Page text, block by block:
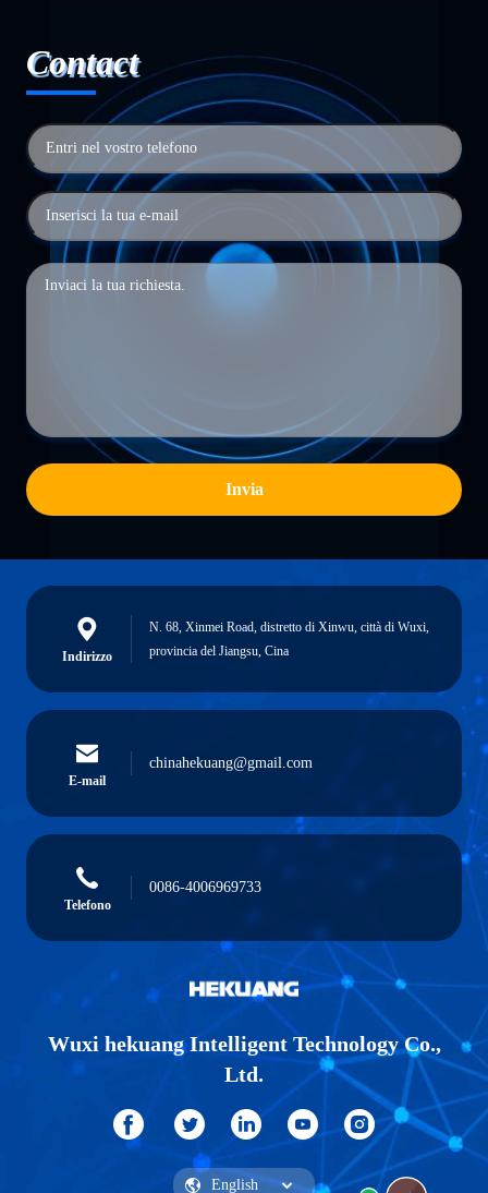
Contact
Invia
Indirizzo
N. 68, Xinmei Road, distretto di Xinwu, città di Wuxi,
provincia del Jiangsu, Cina
E-mail
chinahekuang@gmail.com
Telefono
0086-4006969733
Wuxi hekuang Intelligent Technology Co.,
Ltd.